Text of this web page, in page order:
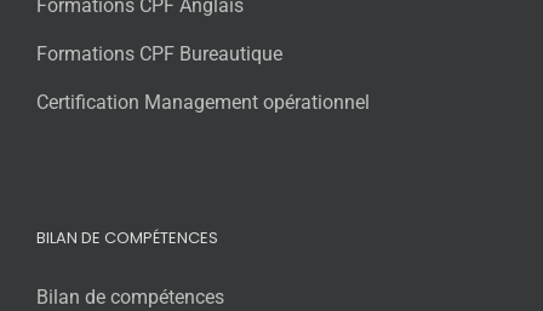
Formations CPF Anglais
Formations CPF Bureautique
Certification Management opérationnel
BILAN DE COMPÉTENCES
Bilan de compétences